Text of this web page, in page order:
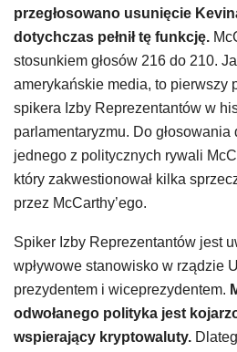
przegłosowano usunięcie
dotychczas pełnił tę funkcję.
stosunkiem głosów 216 do 210.
amerykańskie media, to pierwszy
spikera Izby Reprezentantów w
parlamentaryzmu. Do głosowania
jednego z politycznych rywali
który zakwestionował kilka
przez McCarthy’ego.
Spiker Izby Reprezentantów jest
wpływowe stanowisko w rządzie
prezydentem i wiceprezydentem.
odwołanego polityka jest
wspierający kryptowaluty.